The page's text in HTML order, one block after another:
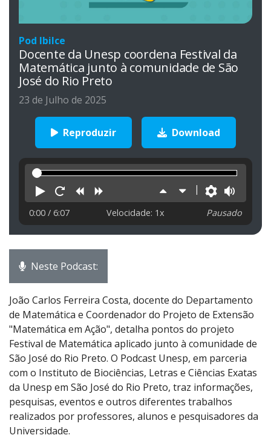
Pod Ibilce
Docente da Unesp coordena Festival da
Matemática junto à comunidade de São
José do Rio Preto
23 de Julho de 2025
Reproduzir Download
Reproduzir
ReiniciarRetroceder
Aumentar
velocidade
Diminuir
velocidade
0:00 / 6:07 Velocidade: 1x Pausado
Neste Podcast:
João Carlos Ferreira Costa, docente do Departamento
de Matemática e Coordenador do Projeto de Extensão
"Matemática em Ação", detalha pontos do projeto
Festival de Matemática aplicado junto à comunidade de
São José do Rio Preto. O Podcast Unesp, em parceria
com o Instituto de Biociências, Letras e Ciências Exatas
da Unesp em São José do Rio Preto, traz informações,
pesquisas, eventos e outros diferentes trabalhos
realizados por professores, alunos e pesquisadores da
Universidade.